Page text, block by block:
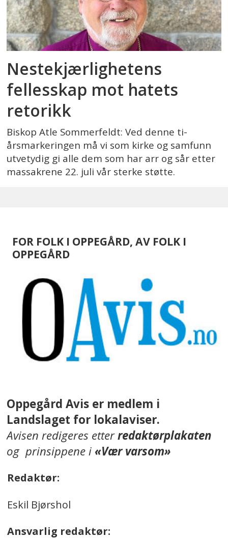
Nestekjærlighetens
fellesskap mot hatets
retorikk
Biskop Atle Sommerfeldt: Ved denne ti-
årsmarkeringen må vi som kirke og samfunn
utvetydig gi alle dem som har arr og sår etter
massakrene 22. juli vår sterke støtte.
FOR FOLK I OPPEGÅRD, AV FOLK I
OPPEGÅRD
Oppegård Avis er medlem i
Landslaget for lokalaviser.
Avisen redigeres etterredaktørplakaten
og prinsippene i«Vær varsom»
Redaktør:
Eskil Bjørshol
Ansvarlig redaktør: